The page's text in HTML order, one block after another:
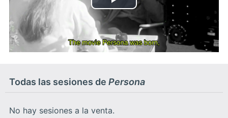
Play
Video
Todas las sesiones de Persona
No hay sesiones a la venta.